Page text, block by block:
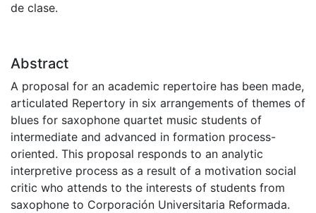
de clase.
Abstract
A proposal for an academic repertoire has been made,
articulated Repertory in six arrangements of themes of
blues for saxophone quartet music students of
intermediate and advanced in formation process-
oriented. This proposal responds to an analytic
interpretive process as a result of a motivation social
critic who attends to the interests of students from
saxophone to Corporación Universitaria Reformada.